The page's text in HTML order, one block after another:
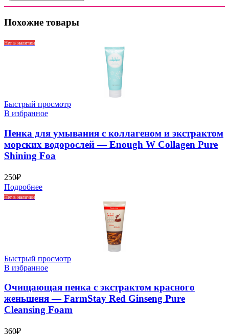
Похожие товары
Нет в наличии
Быстрый просмотр
В избранное
Пенка для умывания с коллагеном и экстрактом
морских водорослей — Enough W Collagen Pure
Shining Foa
250₽
Подробнее
Нет в наличии
Быстрый просмотр
В избранное
Очищающая пенка с экстрактом красного
женьшеня — FarmStay Red Ginseng Pure
Cleansing Foam
360₽